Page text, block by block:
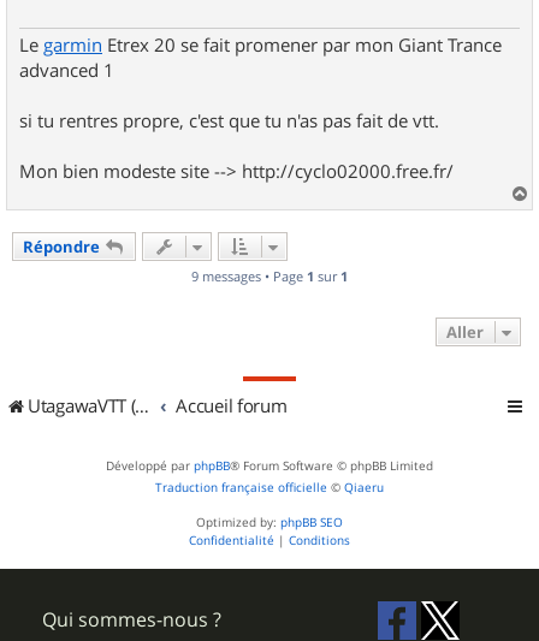
Le garmin Etrex 20 se fait promener par mon Giant Trance
advanced 1
si tu rentres propre, c'est que tu n'as pas fait de vtt.
Mon bien modeste site --> http://cyclo02000.free.fr/
a
Répondre
9 messages • Page 1 sur 1
Aller
UtagawaVTT (Randos VTT et VTTAE avec traces GPS) Accueil forum
Développé par phpBB® Forum Software © phpBB Limited
Traduction française officielle © Qiaeru
Optimized by: phpBB SEO
Confidentialité | Conditions
Qui sommes-nous ?